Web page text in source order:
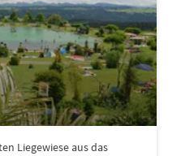
Liegewiese aus das